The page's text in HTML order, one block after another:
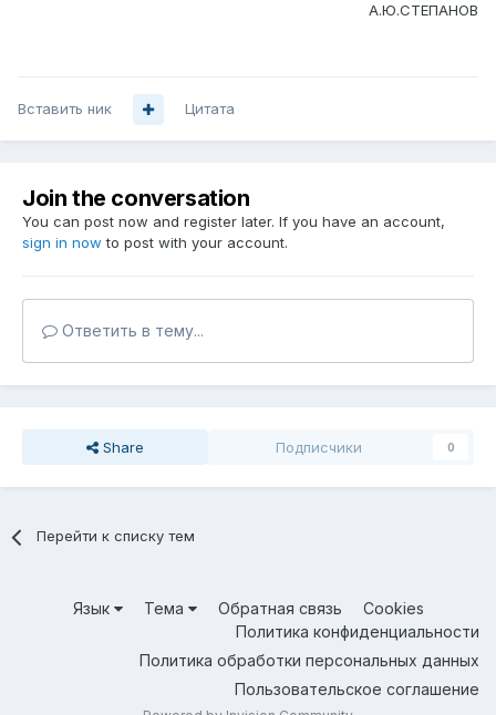
А.Ю.СТЕПАНОВ
Вставить ник Цитата
Join the conversation
You can post now and register later. If you have an account,
sign in now to post with your account.
Ответить в тему...
Share Подписчики 0
Перейти к списку тем
Язык Тема Обратная связь
Cookies
Политика конфиденциальности
Политика обработки персональных данных
Пользовательское соглашение